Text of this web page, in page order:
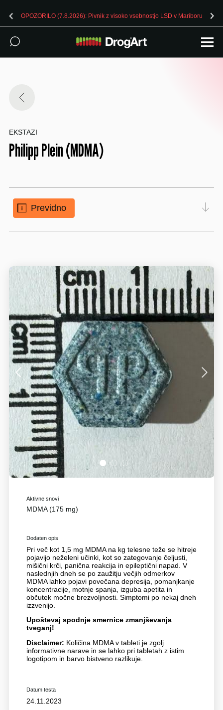
OPOZORILO (7.8.2026): Pivnik z visoko vsebnostjo LSD v Mariboru
EKSTAZI
Philipp Plein (MDMA)
Previdno
1 2 3
Aktivne snovi
MDMA (175 mg)
Dodaten opis
Pri več kot 1,5 mg MDMA na kg telesne teže se hitreje
pojavijo neželeni učinki, kot so zategovanje čeljusti,
mišični krči, panična reakcija in epileptični napad. V
naslednjih dneh se po zaužitju večjih odmerkov
MDMA lahko pojavi povečana depresija, pomanjkanje
koncentracije, motnje spanja, izguba apetita in
občutek močne brezvoljnosti. Simptomi po nekaj dneh
izzvenijo.
Upoštevaj spodnje smernice zmanjševanja
tveganj!
Disclaimer: Količina MDMA v tableti je zgolj
informativne narave in se lahko pri tabletah z istim
logotipom in barvo bistveno razlikuje.
Datum testa
24.11.2023